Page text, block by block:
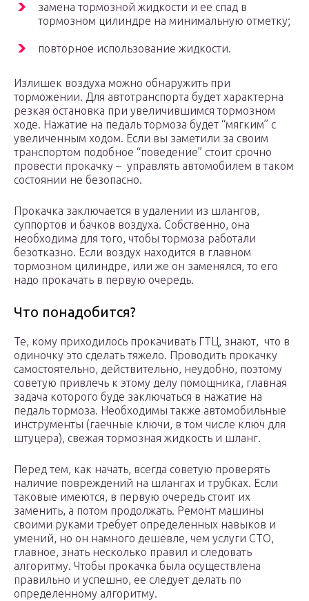
замена тормозной жидкости и ее спад в
тормозном цилиндре на минимальную отметку;
повторное использование жидкости.
Излишек воздуха можно обнаружить при
торможении. Для автотранспорта будет характерна
резкая остановка при увеличившимся тормозном
ходе. Нажатие на педаль тормоза будет “мягким” с
увеличенным ходом. Если вы заметили за своим
транспортом подобное “поведение” стоит срочно
провести прокачку – управлять автомобилем в таком
состоянии не безопасно.
Прокачка заключается в удалении из шлангов,
суппортов и бачков воздуха. Собственно, она
необходима для того, чтобы тормоза работали
безотказно. Если воздух находится в главном
тормозном цилиндре, или же он заменялся, то его
надо прокачать в первую очередь.
Что понадобится?
Те, кому приходилось прокачивать ГТЦ, знают, что в
одиночку это сделать тяжело. Проводить прокачку
самостоятельно, действительно, неудобно, поэтому
советую привлечь к этому делу помощника, главная
задача которого буде заключаться в нажатие на
педаль тормоза. Необходимы также автомобильные
инструменты (гаечные ключи, в том числе ключ для
штуцера), свежая тормозная жидкость и шланг.
Перед тем, как начать, всегда советую проверять
наличие повреждений на шлангах и трубках. Если
таковые имеются, в первую очередь стоит их
заменить, а потом продолжать. Ремонт машины
своими руками требует определенных навыков и
умений, но он намного дешевле, чем услуги СТО,
главное, знать несколько правил и следовать
алгоритму. Чтобы прокачка была осуществлена
правильно и успешно, ее следует делать по
определенному алгоритму.